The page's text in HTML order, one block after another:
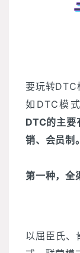
要玩转DTC
如DTC模
DTC的主要
销、会员制。
第一种，全
以屈臣氏、